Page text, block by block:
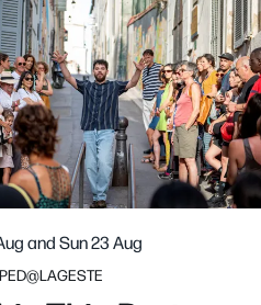
andSun 23 Aug